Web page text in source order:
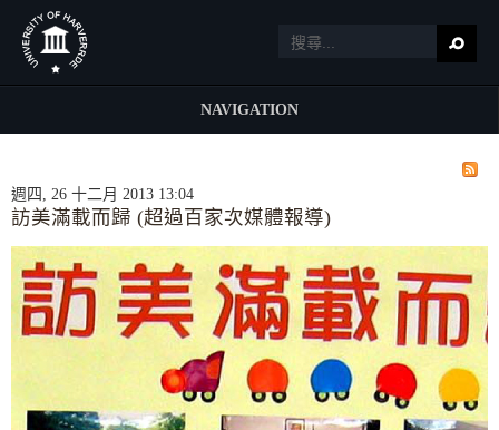
NAVIGATION
週四, 26 十二月 2013 13:04
訪美滿載而歸 (超過百家次媒體報導)